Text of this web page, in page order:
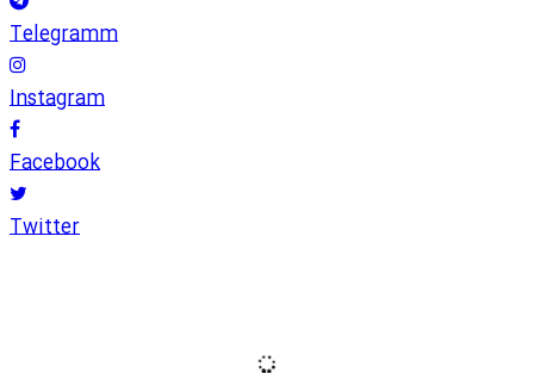
Telegramm
Instagram
Facebook
Twitter